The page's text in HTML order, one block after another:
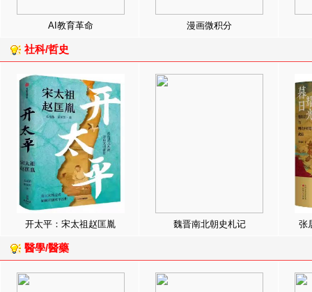
AI教育革命 漫画微积分
社科/哲史
开太平：宋太祖赵匡胤 魏晋南北朝史札记 张
醫學/醫藥